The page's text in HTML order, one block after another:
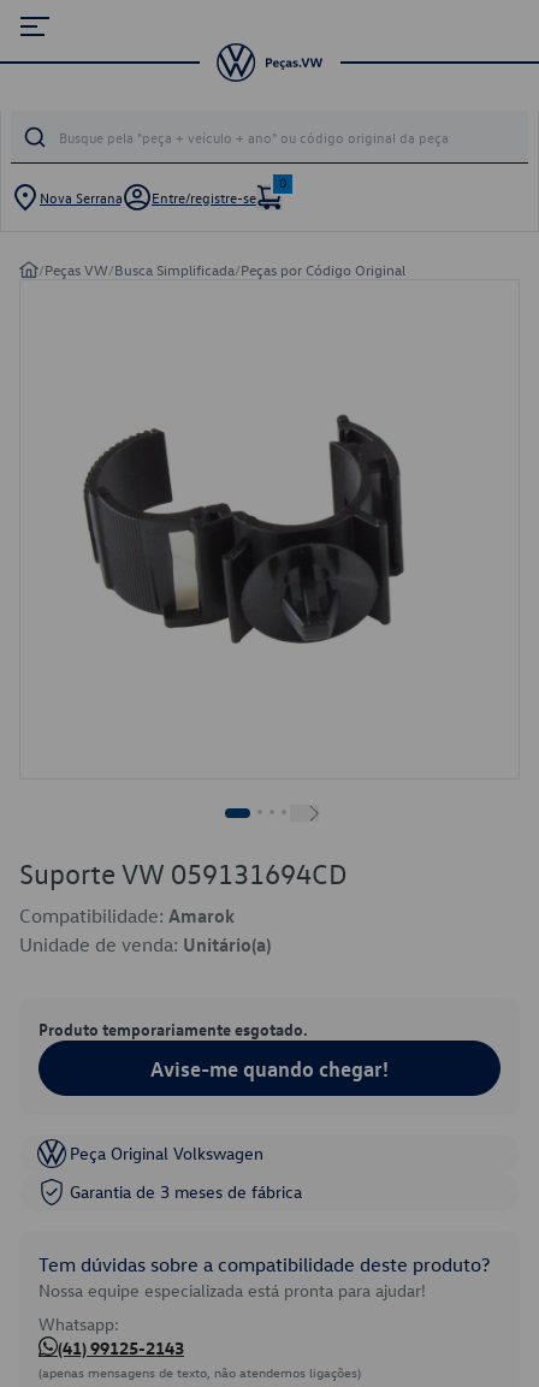
Nova Serrana Entre/registre-se
0
/Peças VW/Busca Simplificada/Peças por Código Original
Suporte VW 059131694CD
Compatibilidade: Amarok
Unidade de venda: Unitário(a)
Produto temporariamente esgotado.
Avise-me quando chegar!
Peça Original Volkswagen
Garantia de 3 meses de fábrica
Tem dúvidas sobre a compatibilidade deste produto?
Nossa equipe especializada está pronta para ajudar!
Whatsapp:
(41) 99125-2143
(apenas mensagens de texto, não atendemos ligações)